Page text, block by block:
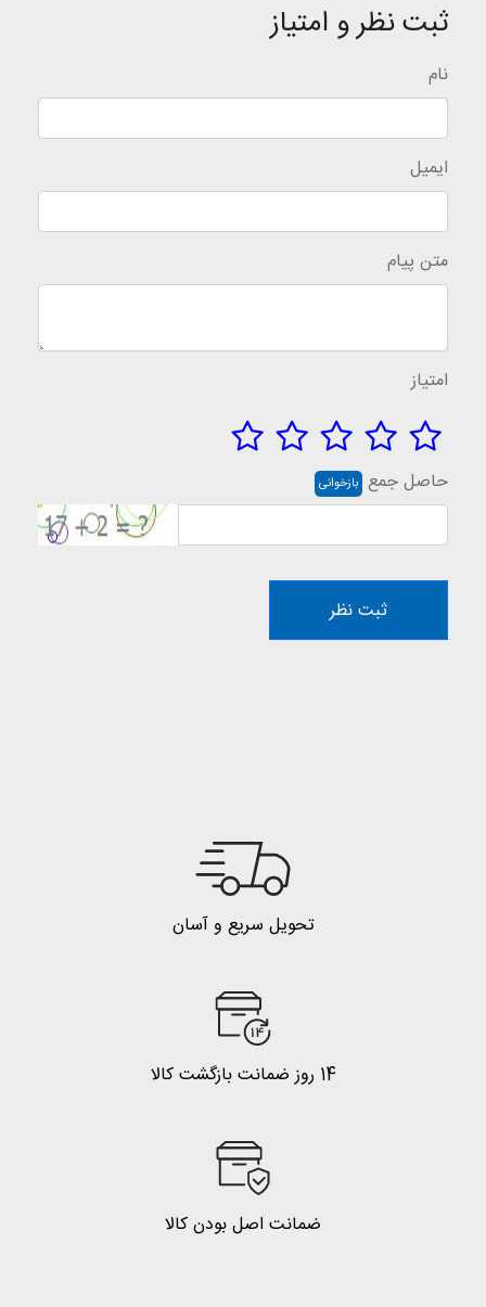
ثبت نظر و امتیاز
نام
ایمیل
متن پیام
امتیاز
حاصل جمع بازخوانی
ثبت نظر
تحویل سریع و آسان
14 روز ضمانت بازگشت کالا
ضمانت اصل بودن کالا